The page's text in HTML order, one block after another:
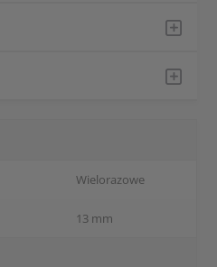
Wielorazowe
13 mm